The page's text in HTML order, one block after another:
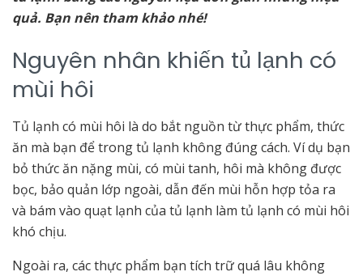
quả. Bạn nên tham khảo nhé!
Nguyên nhân khiến tủ lạnh có
mùi hôi
Tủ lạnh có mùi hôi là do bắt nguồn từ thực phẩm, thức
ăn mà bạn để trong tủ lạnh không đúng cách. Ví dụ bạn
bỏ thức ăn nặng mùi, có mùi tanh, hôi mà không được
bọc, bảo quản lớp ngoài, dẫn đến mùi hỗn hợp tỏa ra
và bám vào quạt lạnh của tủ lạnh làm tủ lạnh có mùi hôi
khó chịu.
Ngoài ra, các thực phẩm bạn tích trữ quá lâu không